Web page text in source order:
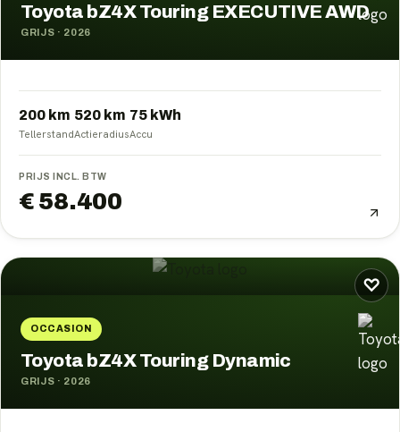
Toyota bZ4X Touring EXECUTIVE AWD
GRIJS · 2026
200 km
Tellerstand
520 km
Actieradius
75 kWh
Accu
PRIJS INCL. BTW
€ 58.400
♡
OCCASION
Toyota bZ4X Touring Dynamic
GRIJS · 2026